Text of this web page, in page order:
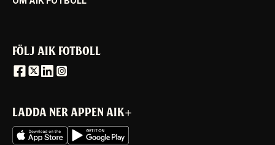
FÖLJ AIK FOTBOLL
LADDA NER APPEN AIK+